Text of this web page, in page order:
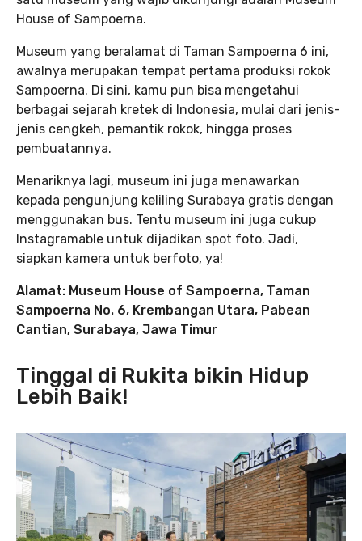
House of Sampoerna.
Museum yang beralamat di Taman Sampoerna 6 ini,
awalnya merupakan tempat pertama produksi rokok
Sampoerna. Di sini, kamu pun bisa mengetahui
berbagai sejarah kretek di Indonesia, mulai dari jenis-
jenis cengkeh, pemantik rokok, hingga proses
pembuatannya.
Menariknya lagi, museum ini juga menawarkan
kepada pengunjung keliling Surabaya gratis dengan
menggunakan bus. Tentu museum ini juga cukup
Instagramable untuk dijadikan spot foto. Jadi,
siapkan kamera untuk berfoto, ya!
Alamat: Museum House of Sampoerna, Taman
Sampoerna No. 6, Krembangan Utara, Pabean
Cantian, Surabaya, Jawa Timur
Tinggal di Rukita bikin Hidup
Lebih Baik!